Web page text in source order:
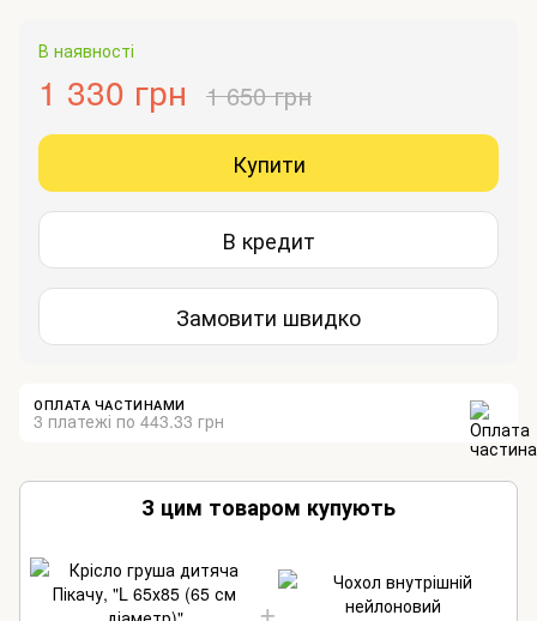
В наявності
1 330 грн 1 650 грн
Купити
В кредит
Замовити швидко
ОПЛАТА ЧАСТИНАМИ
3 платежі по 443.33 грн
З цим товаром купують